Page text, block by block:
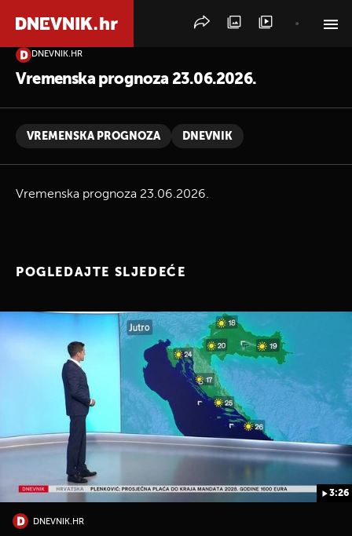
DNEVNIK.HR
Vremenska prognoza 23.06.2026.
VREMENSKA PROGNOZA DNEVNIK
Vremenska prognoza 23.06.2026.
POGLEDAJTE SLJEDEĆE
3:26
DNEVNIK.HR
PRETRAŽITE VIJESTI